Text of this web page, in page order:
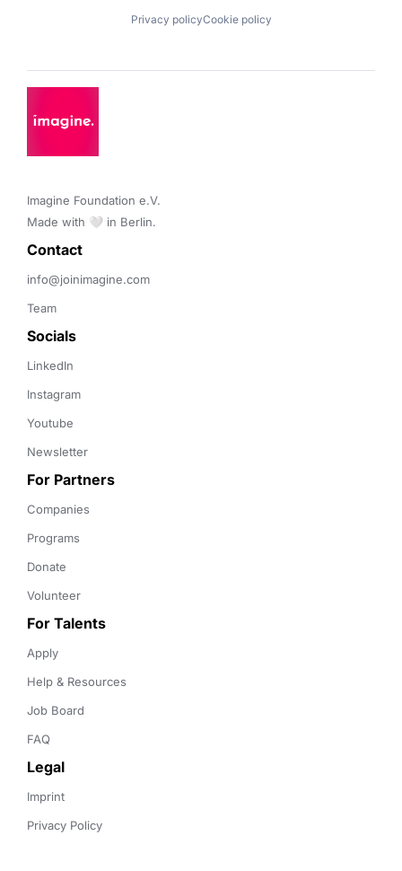
Privacy policyCookie policy
Imagine Foundation e.V.
Made with 🤍 in Berlin.
Contact
info@joinimagine.com
Team
Socials
LinkedIn
Instagram
Youtube
Newsletter
For Partners
Companies
Programs
Donate
Volunteer
For Talents
Apply
Help & Resources
Job Board
FAQ
Legal
Imprint
Privacy Policy